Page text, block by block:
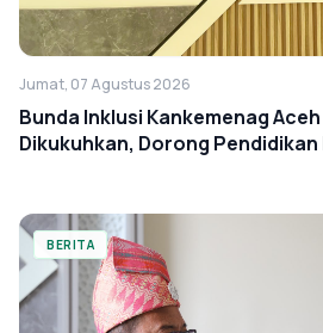
Jumat, 07 Agustus 2026
Bunda Inklusi Kankemenag
Dikukuhkan, Dorong
BERITA